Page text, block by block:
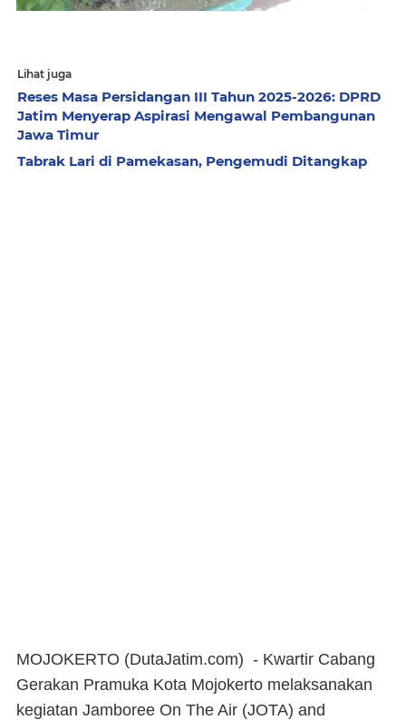
Lihat juga
Reses Masa Persidangan III Tahun 2025-2026: DPRD
Jatim Menyerap Aspirasi Mengawal Pembangunan
Jawa Timur
Tabrak Lari di Pamekasan, Pengemudi Ditangkap
MOJOKERTO (DutaJatim.com) - Kwartir Cabang
Gerakan Pramuka Kota Mojokerto melaksanakan
kegiatan Jamboree On The Air (JOTA) and